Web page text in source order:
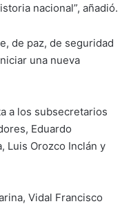
nacional”, añadió.
de paz, de seguridad
una nueva
a los subsecretarios
Eduardo
Luis Orozco Inclán y
Vidal Francisco